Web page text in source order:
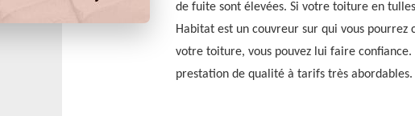
de fuite sont élevées. Si votre toiture en
Habitat est un couvreur sur qui vous
votre toiture, vous pouvez lui faire
prestation de qualité à tarifs très abordables.